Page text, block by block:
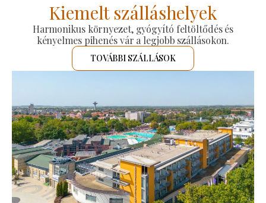
Kiemelt szálláshelyek
Harmonikus környezet, gyógyító feltöltődés és
kényelmes pihenés vár a legjobb szállásokon.
TOVÁBBI SZÁLLÁSOK